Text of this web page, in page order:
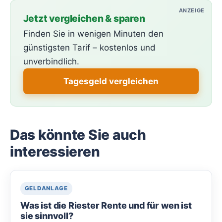
ANZEIGE
Jetzt vergleichen & sparen
Finden Sie in wenigen Minuten den
günstigsten Tarif – kostenlos und
unverbindlich.
Tagesgeld vergleichen
Das könnte Sie auch
interessieren
GELDANLAGE
Was ist die Riester Rente und für wen ist
sie sinnvoll?